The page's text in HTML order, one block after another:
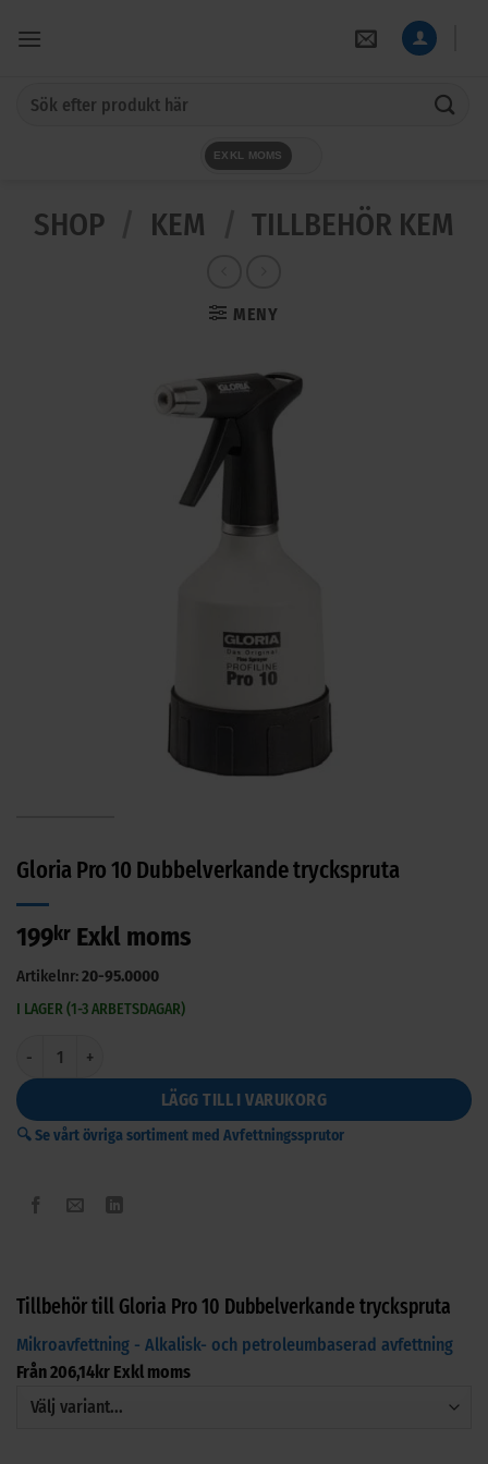
EXKL MOMS
SHOP KEM TILLBEHÖR KEM
MENY
Gloria Pro 10 Dubbelverkande tryckspruta
199kr Exkl moms
Artikelnr:20-95.0000
I LAGER (1-3 ARBETSDAGAR)
LÄGG TILL I VARUKORG
🔍 Se vårt övriga sortiment med Avfettningssprutor
Tillbehör till Gloria Pro 10 Dubbelverkande tryckspruta
Mikroavfettning - Alkalisk- och petroleumbaserad avfettning
Från206,14kr Exkl moms